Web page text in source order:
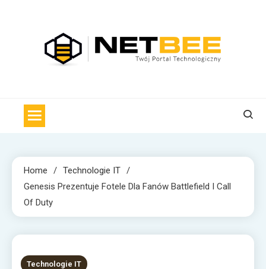
Home
Technologie IT
Genesis Prezentuje Fotele Dla Fanów Battlefield I Call
Of Duty
1 MIN READ
Technologie IT